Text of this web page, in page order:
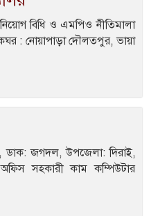
বিধি ও এমপিও নীতিমালা
: নোয়াপাড়া দৌলতপুর, ভায়া
ডাক: জগদল, উপজেলা: দিরাই,
সহকারী কাম কম্পিউটার